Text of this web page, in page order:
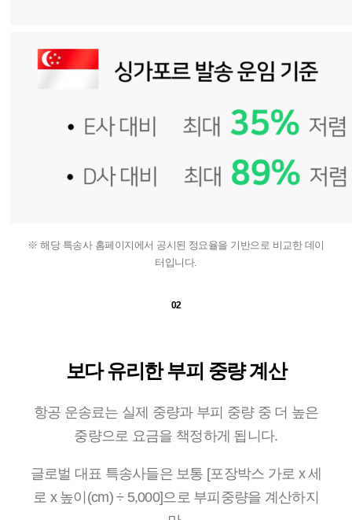
※ 해당 특송사 홈페이지에서 공시된 정요율을 기반으로 비교한 데이
터입니다.
02
보다 유리한 부피 중량 계산
항공 운송료는 실제 중량과 부피 중량 중 더 높은
중량으로 요금을 책정하게 됩니다.
글로벌 대표 특송사들은 보통 [포장박스 가로 x 세
로 x 높이(cm) ÷ 5,000]으로 부피중량을 계산하지